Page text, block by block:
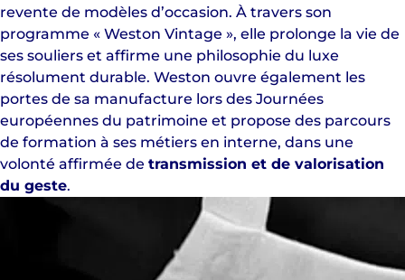
revente de modèles d’occasion. À travers son
programme « Weston Vintage », elle prolonge la vie de
ses souliers et affirme une philosophie du luxe
résolument durable. Weston ouvre également les
portes de sa manufacture lors des Journées
européennes du patrimoine et propose des parcours
de formation à ses métiers en interne, dans une
volonté affirmée de transmission et de valorisation
du geste.